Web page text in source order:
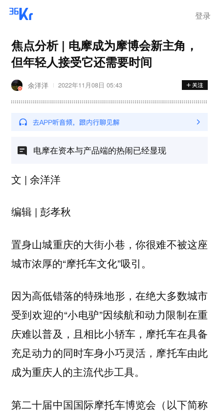
登录
焦点分析 | 电摩成为摩博会新主角，
但年轻人接受它还需要时间
余洋洋 2022年11月08日 05:43
电摩在资本与产品端的热闹已经显现
文 | 余洋洋
编辑 | 彭孝秋
置身山城重庆的大街小巷，你很难不被这座
城市浓厚的“摩托车文化”吸引。
因为高低错落的特殊地形，在绝大多数城市
受到欢迎的“小电驴”因续航和动力限制在重
庆难以普及，且相比小轿车，摩托车在具备
充足动力的同时车身小巧灵活，摩托车由此
成为重庆人的主流代步工具。
第二十届中国国际摩托车博览会（以下简称